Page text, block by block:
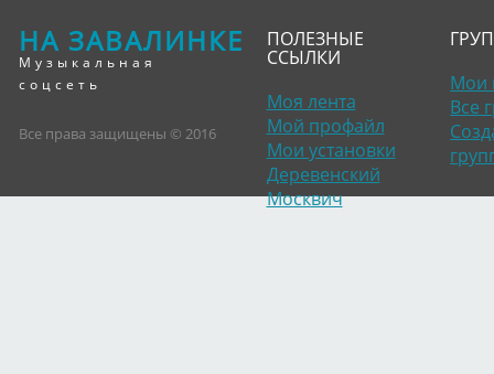
НА ЗАВАЛИНКЕ
Музыкальная
соцсеть
Все права защищены © 2016
ПОЛЕЗНЫЕ
ССЫЛКИ
Моя лента
Мой профайл
Мои установки
Деревенский
Москвич
Мои
Все